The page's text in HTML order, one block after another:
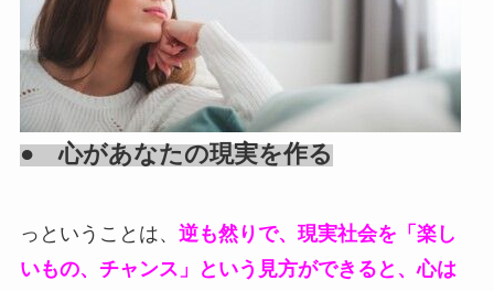
● 心があなたの現実を作る
っということは、 逆も然りで、現実社会を「楽し
いもの、チャンス」という見方ができると、心は